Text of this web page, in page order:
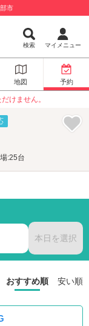
市
検索 マイメニュー
地図 予約
けません。
:25台
本日を選択
おすすめ順 安い順